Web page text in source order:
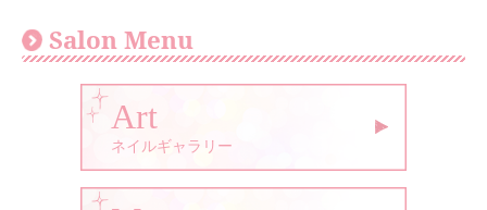
Salon Menu
Art
ネイルギャラリー